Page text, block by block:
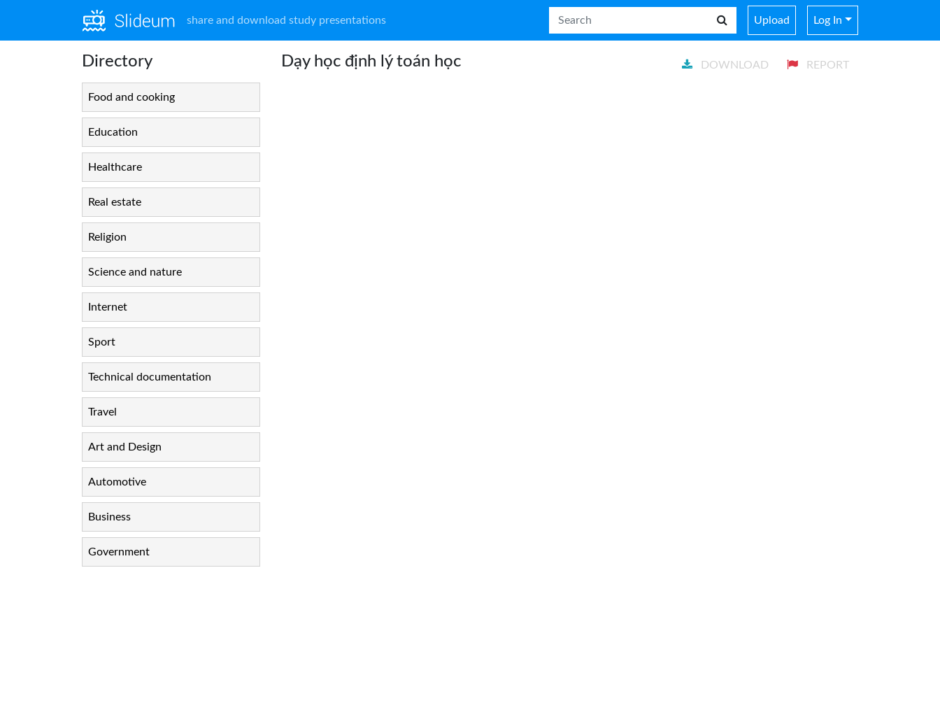
share and download study presentations Upload Log In
Directory
Food and cooking
Education
Healthcare
Real estate
Religion
Science and nature
Internet
Sport
Technical documentation
Travel
Art and Design
Automotive
Business
Government
Dạy học định lý toán học DOWNLOAD REPORT